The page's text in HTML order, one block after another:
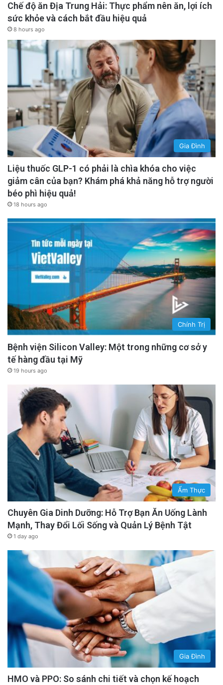
Chế độ ăn Địa Trung Hải: Thực phẩm nên ăn, lợi ích
sức khỏe và cách bắt đầu hiệu quả
8 hours ago
Gia Đình
Liệu thuốc GLP-1 có phải là chìa khóa cho việc
giảm cân của bạn? Khám phá khả năng hỗ trợ người
béo phì hiệu quả!
18 hours ago
Chính Trị
Bệnh viện Silicon Valley: Một trong những cơ sở y
tế hàng đầu tại Mỹ
19 hours ago
Ẩm Thực
Chuyên Gia Dinh Dưỡng: Hỗ Trợ Bạn Ăn Uống Lành
Mạnh, Thay Đổi Lối Sống và Quản Lý Bệnh Tật
1 day ago
Gia Đình
HMO và PPO: So sánh chi tiết và chọn kế hoạch